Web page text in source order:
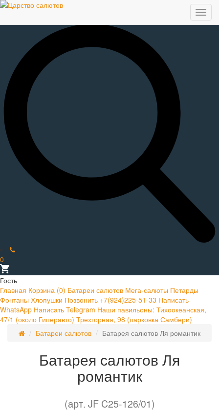
0
Гость
Главная Корзина (0) Батареи салютов Мега-салюты Петарды
Фонтаны Хлопушки Позвонить +7(924)225-51-33 Написать
WhatsApp Написать Telegram Наши павильоны: Тихоокеанская,
47/1 (около Гиперавто) Трехгорная, 98 (парковка Самбери)
Батареи салютов
Батарея салютов Ля романтик
Батарея салютов Ля
романтик
(арт. JF C25-126/01)